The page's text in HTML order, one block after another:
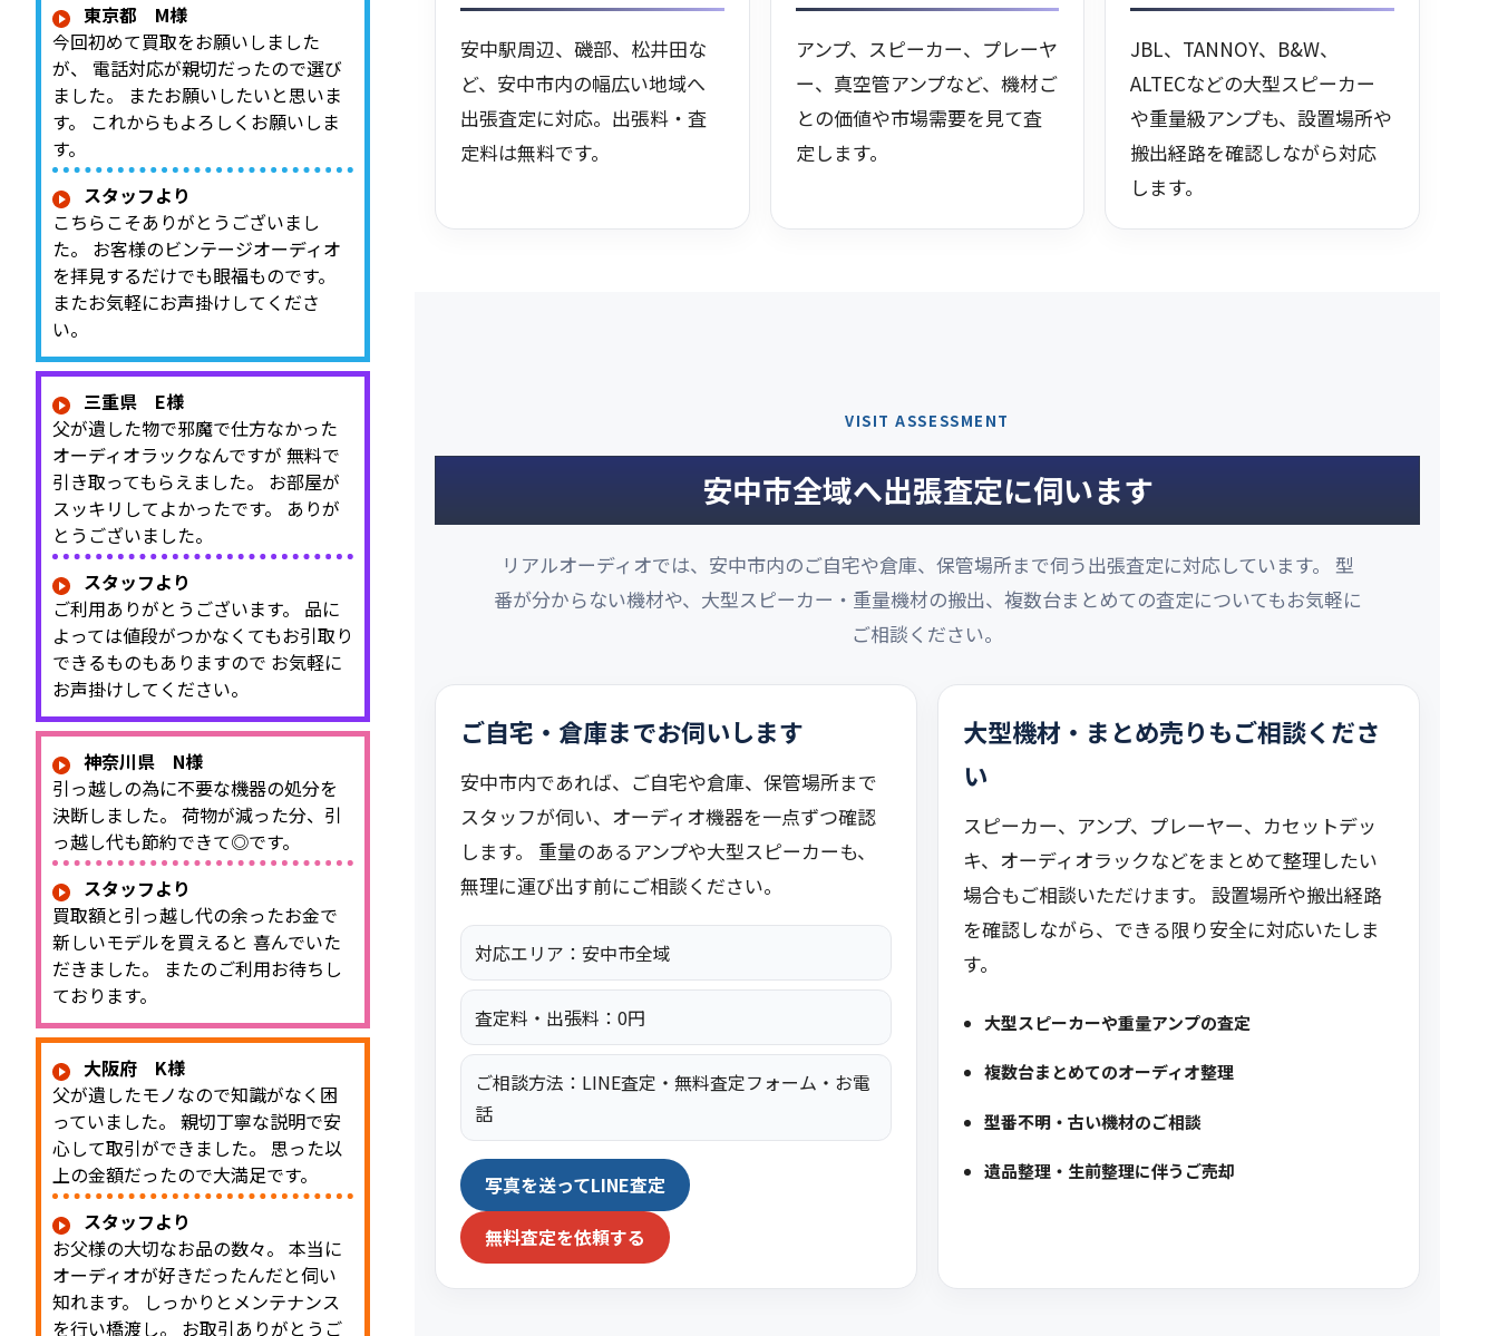
安中駅周辺、磯部、松井田な
ど、安中市内の幅広い地域へ
出張査定に対応。出張料・査
定料は無料です。
アンプ、スピーカー、プレーヤ
ー、真空管アンプなど、機材ご
との価値や市場需要を見て査
定します。
JBL、TANNOY、B&W、
ALTECなどの大型スピーカー
や重量級アンプも、設置場所や
搬出経路を確認しながら対応
します。
VISIT ASSESSMENT
安中市全域へ出張査定に伺います
リアルオーディオでは、安中市内のご自宅や倉庫、保管場所まで伺う出張査定に対応しています。 型
番が分からない機材や、大型スピーカー・重量機材の搬出、複数台まとめての査定についてもお気軽に
ご相談ください。
ご自宅・倉庫までお伺いします
安中市内であれば、ご自宅や倉庫、保管場所まで
スタッフが伺い、オーディオ機器を一点ずつ確認
します。 重量のあるアンプや大型スピーカーも、
無理に運び出す前にご相談ください。
対応エリア：安中市全域
査定料・出張料：0円
ご相談方法：LINE査定・無料査定フォーム・お電
話
写真を送ってLINE査定
無料査定を依頼する
大型機材・まとめ売りもご相談くださ
い
スピーカー、アンプ、プレーヤー、カセットデッ
キ、オーディオラックなどをまとめて整理したい
場合もご相談いただけます。 設置場所や搬出経路
を確認しながら、できる限り安全に対応いたしま
す。
大型スピーカーや重量アンプの査定
複数台まとめてのオーディオ整理
型番不明・古い機材のご相談
遺品整理・生前整理に伴うご売却
東京都 M様
今回初めて買取をお願いしました
が、 電話対応が親切だったので選び
ました。 またお願いしたいと思いま
す。 これからもよろしくお願いしま
す。
スタッフより
こちらこそありがとうございまし
た。 お客様のビンテージオーディオ
を拝見するだけでも眼福ものです。
またお気軽にお声掛けしてくださ
い。
三重県 E様
父が遺した物で邪魔で仕方なかった
オーディオラックなんですが 無料で
引き取ってもらえました。 お部屋が
スッキリしてよかったです。 ありが
とうございました。
スタッフより
ご利用ありがとうございます。 品に
よっては値段がつかなくてもお引取り
できるものもありますので お気軽に
お声掛けしてください。
神奈川県 N様
引っ越しの為に不要な機器の処分を
決断しました。 荷物が減った分、引
っ越し代も節約できて◎です。
スタッフより
買取額と引っ越し代の余ったお金で
新しいモデルを買えると 喜んでいた
だきました。 またのご利用お待ちし
ております。
大阪府 K様
父が遺したモノなので知識がなく困
っていました。 親切丁寧な説明で安
心して取引ができました。 思った以
上の金額だったので大満足です。
スタッフより
お父様の大切なお品の数々。 本当に
オーディオが好きだったんだと伺い
知れます。 しっかりとメンテナンス
を行い橋渡し。 お取引ありがとうご